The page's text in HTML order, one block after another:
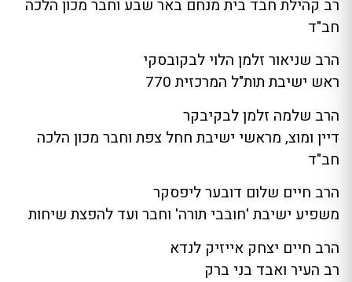
רב קהילת חבד בית מנחם באר שבע וחבר מכון הלכה
חב"ד
הרב שניאור זלמן הלוי לבקובסקי
ראש ישיבת תות"ל המרכזית 770
הרב שלמה זלמן לבקיבקר
דיין ומוצ, מראשי ישיבת חחל צפת וחבר מכון הלכה
חב"ד
הרב חיים שלום דובער ליפסקר
משפיע ישיבת 'חובבי תורה' וחבר ועד להפצת שיחות
הרב חיים יצחק אייזיק לנדא
רב העיר ואבד בני ברק